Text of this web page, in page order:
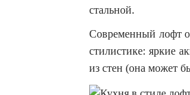
стальной.
Современный лофт
стилистике: яркие
из стен (она может